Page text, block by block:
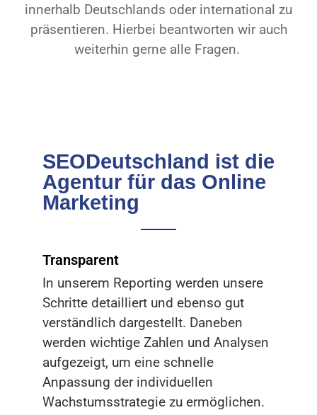
innerhalb Deutschlands oder international zu
präsentieren. Hierbei beantworten wir auch
weiterhin gerne alle Fragen.
SEODeutschland ist die
Agentur für das Online
Marketing
Transparent
In unserem Reporting werden unsere
Schritte detailliert und ebenso gut
verständlich dargestellt. Daneben
werden wichtige Zahlen und Analysen
aufgezeigt, um eine schnelle
Anpassung der individuellen
Wachstumsstrategie zu ermöglichen.